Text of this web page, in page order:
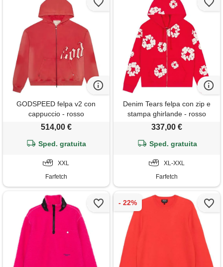
GODSPEED felpa v2 con
cappuccio - rosso
514,00 €
Sped. gratuita
XXL
Farfetch
Denim Tears felpa con zip e
stampa ghirlande - rosso
337,00 €
Sped. gratuita
XL-XXL
Farfetch